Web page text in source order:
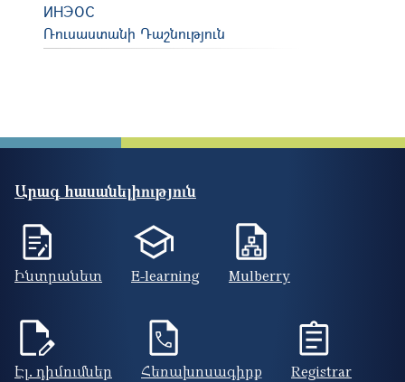
ИНЭОС
Ռուսաստանի Դաշնություն
Արագ հասանելիություն
Ինտրանետ E-learning Mulberry
Էլ. դիմումներ Հեռախոսագիրք Registrar